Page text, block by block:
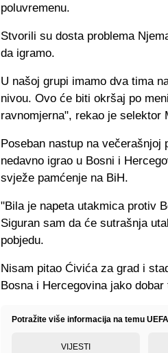
poluvremenu.
Stvorili su dosta problema
da igramo.
U našoj grupi imamo dva tima
nivou. Ovo će biti okršaj po
ravnomjerna", rekao je selektor
Poseban nastup na
nedavno igrao u Bosni i
svježe pamćenje na BiH.
"Bila je napeta utakmica protiv
Siguran sam da će sutrašnja
pobjedu.
Nisam pitao Ćivića za grad i
Bosna i Hercegovina jako
Potražite više informacija na temu
VIJESTI